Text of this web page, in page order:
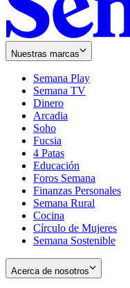
Nuestras marcas
Semana Play
Semana TV
Dinero
Arcadia
Soho
in
new
window
Fucsia
in
new
window
4 Patas
Educación
Foros Semana
Finanzas Personales
Semana Rural
Cocina
Círculo de Mujeres
Semana Sostenible
Acerca de nosotros